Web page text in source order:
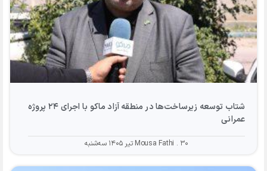
شتاب توسعه زیرساخت‌ها در منطقه آزاد ماکو با اجرای ۲۴ پروژه
عمرانی
Mousa Fathi ۳۰ تیر ۱۴۰۵ سه‌شنبه